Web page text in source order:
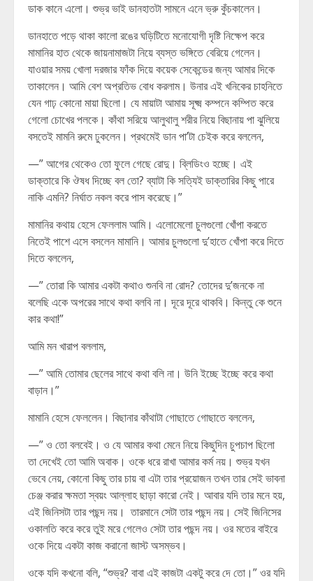
ডাক কানে এলো। শুভ্র ভাই ডানহাতটা সামনে এনে ভ্রু কুঁচকালেন।
ডানহাতে পড়ে থাকা কালো রঙের ঘড়িটিতে মনোযোগী দৃষ্টি নিক্ষেপ করে
মামানির হাত থেকে জায়নামাজটা নিয়ে ব্যস্ত ভঙ্গিতে বেরিয়ে গেলেন।
যাওয়ার সময় খোলা দরজার ফাঁক দিয়ে কয়েক সেকেন্ডের জন্য আমার দিকে
তাকালেন। আমি বেশ অপ্রতিভ বোধ করলাম। উনার এই খনিকের চাহনিতে
যেন গাঢ় কোনো মায়া ছিলো। যে মায়াটা আমায় সূক্ষ্ম কম্পনে কম্পিত করে
গেলো চোখের পলকে। কাঁথা সরিয়ে আলুথালু শরীর নিয়ে বিছানায় পা ঝুলিয়ে
বসতেই মামনি রুমে ঢুকলেন। প্রথমেই ডান পা’টা চেইক করে বললেন,
—” আগের থেকেও তো ফুলে গেছে রোদু। ব্লিডিংও হচ্ছে। এই
ডাক্তারে কি ঔষধ দিচ্ছে বল তো? ব্যাটা কি সত্যিই ডাক্তারির কিছু পারে
নাকি এমনি? নির্ঘাত নকল করে পাস করেছে।”
মামানির কথায় হেসে ফেললাম আমি। এলোমেলো চুলগুলো খোঁপা করতে
নিতেই পাশে এসে বসলেন মামানি। আমার চুলগুলো দু’হাতে খোঁপা করে দিতে
দিতে বললেন,
—” তোরা কি আমার একটা কথাও শুনবি না রোদ? তোদের দু’জনকে না
বলেছি একে অপরের সাথে কথা বলবি না। দূরে দূরে থাকবি। কিন্তু কে শুনে
কার কথা!”
আমি মন খারাপ বললাম,
—” আমি তোমার ছেলের সাথে কথা বলি না। উনি ইচ্ছে ইচ্ছে করে কথা
বাড়ান।”
মামানি হেসে ফেললেন। বিছানার কাঁথাটা গোছাতে গোছাতে বললেন,
—” ও তো বলবেই। ও যে আমার কথা মেনে নিয়ে কিছুদিন চুপচাপ ছিলো
তা দেখেই তো আমি অবাক। ওকে ধরে রাখা আমার কর্ম নয়। শুভ্র যখন
ভেবে নেয়, কোনো কিছু তার চায় বা এটা তার প্রয়োজন তখন তার সেই ভাবনা
চেঞ্জ করার ক্ষমতা স্বয়ং আল্লাহ ছাড়া কারো নেই। আবার যদি তার মনে হয়,
এই জিনিসটা তার পছন্দ নয়। তারমানে সেটা তার পছন্দ নয়। সেই জিনিসের
ওকালতি করে করে তুই মরে গেলেও সেটা তার পছন্দ নয়। ওর মতের বাইরে
ওকে দিয়ে একটা কাজ করানো জাস্ট অসম্ভব।
ওকে যদি কখনো বলি, “শুভ্র? বাবা এই কাজটা একটু করে দে তো।” ওর যদি